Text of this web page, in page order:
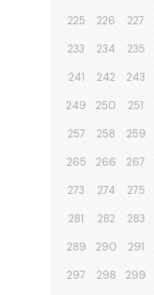
225 226 227
233 234 235
241 242 243
249 250 251
257 258 259
265 266 267
273 274 275
281 282 283
289 290 291
297 298 299